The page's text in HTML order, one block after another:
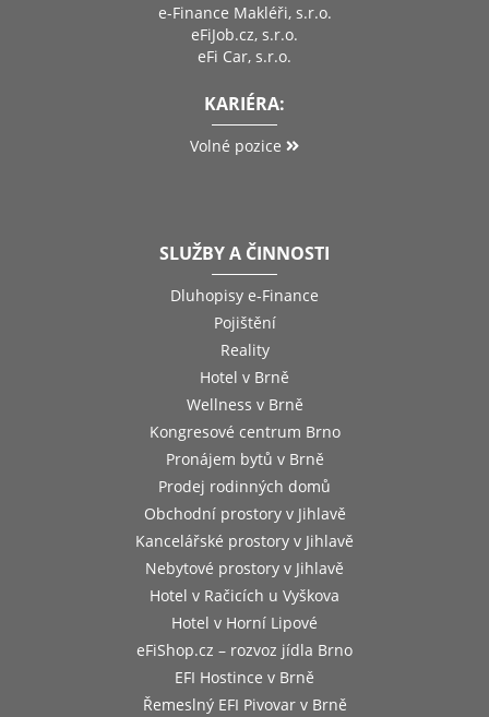
e-Finance Makléři, s.r.o.
eFiJob.cz, s.r.o.
eFi Car, s.r.o.
KARIÉRA:
Volné pozice
SLUŽBY A ČINNOSTI
Dluhopisy e-Finance
Pojištění
Reality
Hotel v Brně
Wellness v Brně
Kongresové centrum Brno
Pronájem bytů v Brně
Prodej rodinných domů
Obchodní prostory v Jihlavě
Kancelářské prostory v Jihlavě
Nebytové prostory v Jihlavě
Hotel v Račicích u Vyškova
Hotel v Horní Lipové
eFiShop.cz – rozvoz jídla Brno
EFI Hostince v Brně
Řemeslný EFI Pivovar v Brně